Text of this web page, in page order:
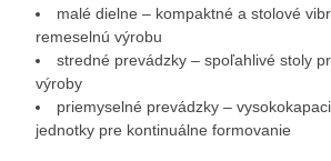
malé dielne – kompaktné a stolové
remeselnú výrobu
stredné prevádzky – spoľahlivé stoly
výroby
priemyselné prevádzky –
jednotky pre kontinuálne formovanie